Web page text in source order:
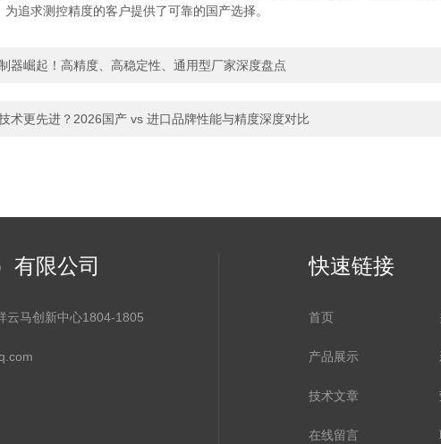
追求测控精度的客户提供了可靠的国产选择。
器崛起！高精度、高稳定性、通用型厂家深度盘点
术更先进？2026国产 vs 进口品牌性能与精度深度对比
有限公司
云马创新中心1804-1805
快速链接
首页
产品展示
技术文章
在线留言